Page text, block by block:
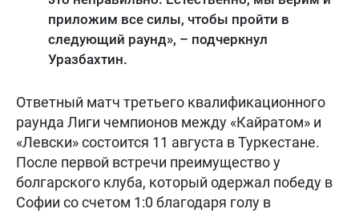
приложим все силы, чтобы пройти в
следующий раунд», – подчеркнул
Уразбахтин.
Ответный матч третьего квалификационного
раунда Лиги чемпионов между «Кайратом» и
«Левски» состоится 11 августа в Туркестане.
После первой встречи преимущество у
болгарского клуба, который одержал победу в
Софии со счетом 1:0 благодаря голу в